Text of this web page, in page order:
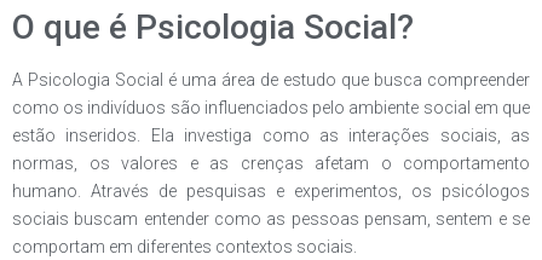
O que é Psicologia Social?
A Psicologia Social é uma área de estudo que busca compreender
como os indivíduos são influenciados pelo ambiente social em que
estão inseridos. Ela investiga como as interações sociais, as
normas, os valores e as crenças afetam o comportamento
humano. Através de pesquisas e experimentos, os psicólogos
sociais buscam entender como as pessoas pensam, sentem e se
comportam em diferentes contextos sociais.